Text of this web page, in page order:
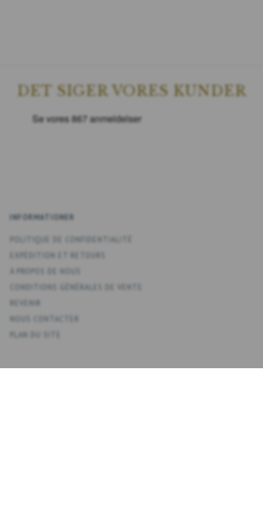
DET SIGER VORES KUNDER
INFORMATIONER
POLITIQUE DE CONFIDENTIALITÉ
CONDITIONS GÉNÉRALES DE VENTE
PLAN DU SITE